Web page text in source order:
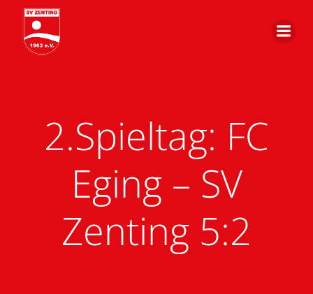
2.Spieltag: FC
Eging – SV
Zenting 5:2